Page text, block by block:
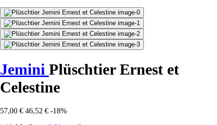
Jemini Plüschtier Ernest et
Celestine
57,00 € 46,52 € -18%